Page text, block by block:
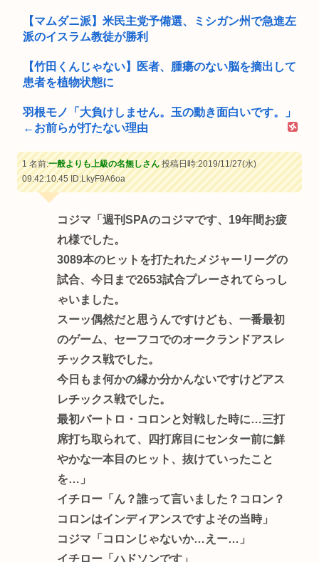
【マムダニ派】米民主党予備選、ミシガン州で急進左
派のイスラム教徒が勝利
【竹田くんじゃない】医者、腫瘍のない脳を摘出して
患者を植物状態に
羽根モノ「大負けしません。玉の動き面白いです。」
←お前らが打たない理由
1 名前:一般よりも上級の名無しさん投稿日時:2019/11/27(水)
09:42:10.45ID:LkyF9A6oa
コジマ「週刊SPAのコジマです、19年間お疲
れ様でした。
3089本のヒットを打たれたメジャーリーグの
試合、今日まで2653試合プレーされてらっし
ゃいました。
スーッ偶然だと思うんですけども、一番最初
のゲーム、セーフコでのオークランドアスレ
チックス戦でした。
今日もま何かの縁か分かんないですけどアス
レチックス戦でした。
最初バートロ・コロンと対戦した時に…三打
席打ち取られて、四打席目にセンター前に鮮
やかな一本目のヒット、抜けていったこと
を…」
イチロー「ん？誰って言いました？コロン？
コロンはインディアンスですよその当時」
コジマ「コロンじゃないか…えー…」
イチロー「ハドソンです」